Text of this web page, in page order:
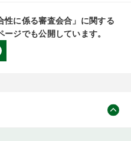
性に係る審査会合」に関する
ジでも公開しています。